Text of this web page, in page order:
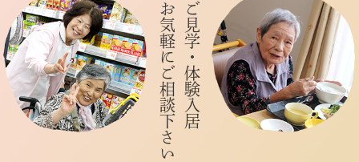
お気軽にご相談下さいご見学・体験入居